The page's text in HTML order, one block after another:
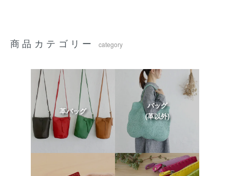
商品カテゴリー category
革バッグ
バッグ
(革以外)